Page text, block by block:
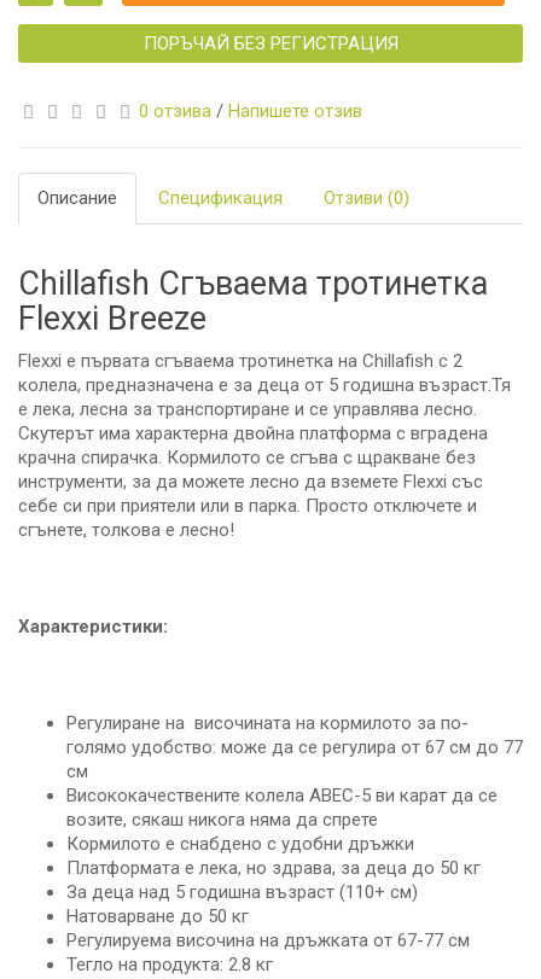
ПОРЪЧАЙ БЕЗ РЕГИСТРАЦИЯ
0 отзива / Напишете отзив
Описание Спецификация Отзиви (0)
Chillafish Сгъваема тротинетка
Flexxi Breeze
Flexxi е първата сгъваема тротинетка на Chillafish с 2
колела, предназначена е за деца от 5 годишна възраст.Тя
е лека, лесна за транспортиране и се управлява лесно.
Скутерът има характерна двойна платформа с вградена
крачна спирачка. Кормилото се сгъва с щракване без
инструменти, за да можете лесно да вземете Flexxi със
себе си при приятели или в парка. Просто отключете и
сгънете, толкова е лесно!
Характеристики:
Регулиране на височината на кормилото за по-
голямо удобство: може да се регулира от 67 см до 77
см
Висококачествените колела ABEC-5 ви карат да се
возите, сякаш никога няма да спрете
Кормилото е снабдено с удобни дръжки
Платформата е лека, но здрава, за деца до 50 кг
За деца над 5 годишна възраст (110+ см)
Натоварване до 50 кг
Регулируема височина на дръжката от 67-77 см
Тегло на продукта: 2.8 кг